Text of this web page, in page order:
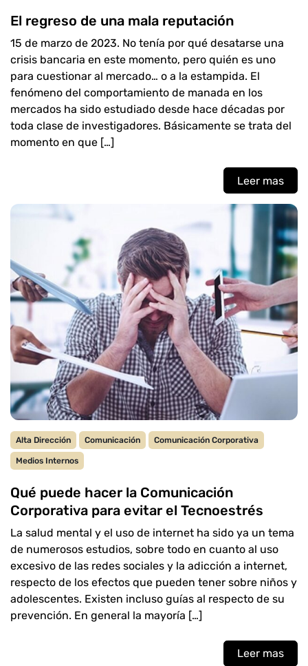
El regreso de una mala reputación
15 de marzo de 2023. No tenía por qué desatarse una
crisis bancaria en este momento, pero quién es uno
para cuestionar al mercado… o a la estampida. El
fenómeno del comportamiento de manada en los
mercados ha sido estudiado desde hace décadas por
toda clase de investigadores. Básicamente se trata del
momento en que […]
Leer mas
Alta Dirección Comunicación Comunicación Corporativa
Medios Internos
Qué puede hacer la Comunicación
Corporativa para evitar el Tecnoestrés
La salud mental y el uso de internet ha sido ya un tema
de numerosos estudios, sobre todo en cuanto al uso
excesivo de las redes sociales y la adicción a internet,
respecto de los efectos que pueden tener sobre niños y
adolescentes. Existen incluso guías al respecto de su
prevención. En general la mayoría […]
Leer mas